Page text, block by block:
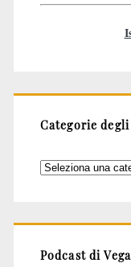
Categorie
Categorie
Podcast di